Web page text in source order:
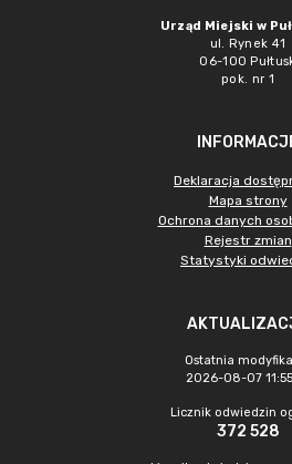
Urząd Miejski w
ul. Rynek 41
06-100
pok. nr 1
Deklaracja
Mapa strony
Ochrona danych
Rejestr zmian
Statystyki
Ostatnia
2026-08-07
Licznik odwiedzin
372 528